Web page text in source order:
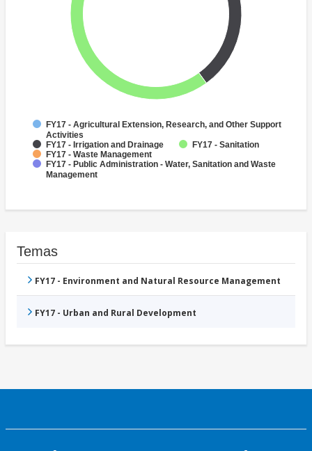
FY17 - Agricultural Extension, Research, and Other Support
Activities
FY17 - Irrigation and Drainage
FY17 - Sanitation
FY17 - Waste Management
FY17 - Public Administration - Water, Sanitation and Waste
Management
Temas
FY17 - Environment and Natural Resource Management
FY17 - Urban and Rural Development